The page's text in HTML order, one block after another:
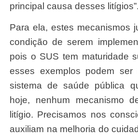
principal causa desses litígios”.
Para ela, estes mecanismos judiciais têm total
condição de serem
pois o SUS tem maturidade
esses exemplos podem ser
sistema de saúde pública
hoje, nenhum mecanismo
litígio. Precisamos nos
auxiliam na melhoria do